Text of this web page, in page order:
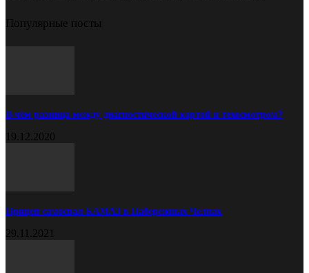
Популярные посты
В чём разница между диагностической картой и техосмотром?
19.12.2020
Прицеп самосвал КАМАЗ в Набережных Челнах
29.11.2021